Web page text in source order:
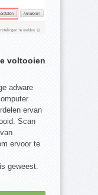
voltooien
adware
ervan
Scan
ervoor te
geweest.